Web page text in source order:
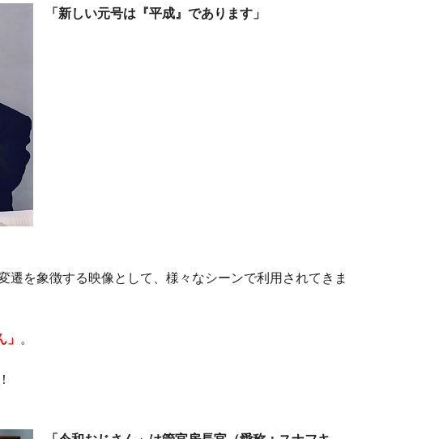
「新しい元号は『平成』であります」
遷を象徴する映像として、様々なシーンで利用されてきま
。